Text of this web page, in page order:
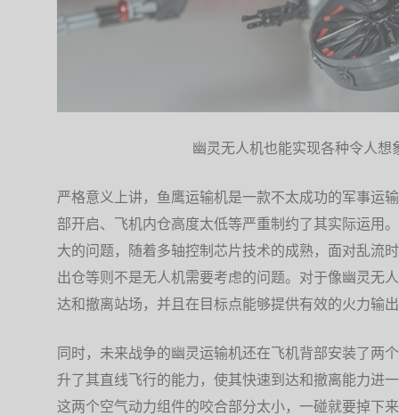
幽灵无人机也能实现各种令人想
严格意义上讲，鱼鹰运输机是一款不太成功的军事运
部开启、飞机内仓高度太低等严重制约了其实际运用
大的问题，随着多轴控制芯片技术的成熟，面对乱流
出仓等则不是无人机需要考虑的问题。对于像幽灵无
达和撤离站场，并且在目标点能够提供有效的火力输
同时，未来战争的幽灵运输机还在飞机背部安装了两
升了其直线飞行的能力，使其快速到达和撤离能力进
这两个空气动力组件的咬合部分太小，一碰就要掉下